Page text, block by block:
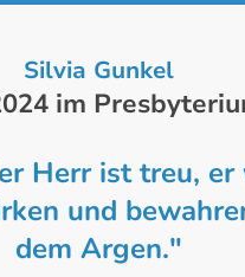
Silvia Gunkel
im
Herr ist treu, er
und
dem Argen."